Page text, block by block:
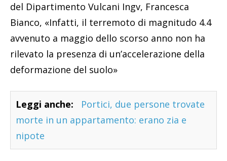
del Dipartimento Vulcani Ingv, Francesca
Bianco, «Infatti, il terremoto di magnitudo 4.4
avvenuto a maggio dello scorso anno non ha
rilevato la presenza di un’accelerazione della
deformazione del suolo»
Leggi anche:
Portici, due persone trovate
morte in un appartamento: erano zia e
nipote